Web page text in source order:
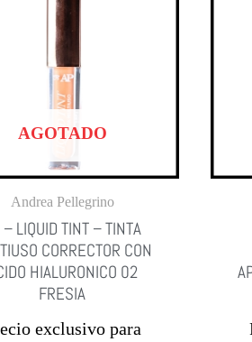
AGOTADO
Andrea Pellegrino
LIQUID TINT – TINTA
CORRECTOR CON
HIALURONICO 02
FRESIA
exclusivo para